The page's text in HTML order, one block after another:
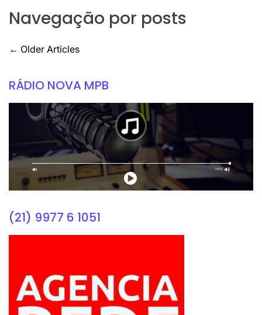
Navegação por posts
← Older Articles
RÁDIO NOVA MPB
(21) 9977 6 1051